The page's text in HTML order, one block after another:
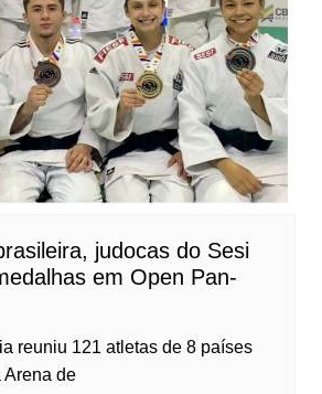
judocas do Sesi
em Open Pan-
reuniu 121 atletas de 8 países
Arena de